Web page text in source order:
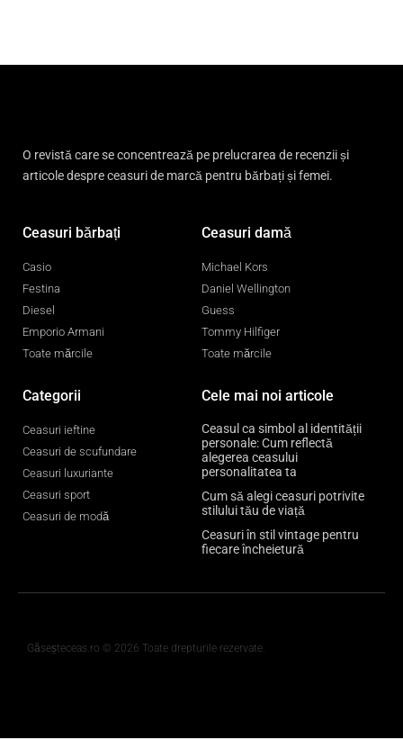
O revistă care se concentrează pe prelucrarea de recenzii și
articole despre ceasuri de marcă pentru bărbați și femei.
Ceasuri bărbați
Casio
Festina
Diesel
Emporio Armani
Toate mărcile
Ceasuri damă
Michael Kors
Daniel Wellington
Guess
Tommy Hilfiger
Toate mărcile
Categorii
Ceasuri ieftine
Ceasuri de scufundare
Ceasuri luxuriante
Ceasuri sport
Ceasuri de modă
Cele mai noi articole
Ceasul ca simbol al identității
personale: Cum reflectă
alegerea ceasului
personalitatea ta
Cum să alegi ceasuri potrivite
stilului tău de viață
Ceasuri în stil vintage pentru
fiecare încheietură
Găseșteceas.ro © 2026 Toate drepturile rezervate.